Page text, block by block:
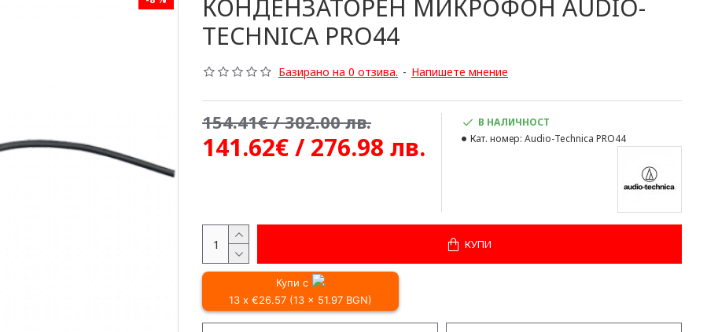
КОНДЕНЗАТОРЕН МИКРОФОН AUDIO-
TECHNICA PRO44
Базирано на 0 отзива. - Напишете мнение
141.62€ / 276.98 лв.
154.41€ / 302.00 лв.
В НАЛИЧНОСТ
Кат. номер: Audio-Technica PRO44
КУПИ
Купи с
13 x €26.57 (13 x 51.97 BGN)